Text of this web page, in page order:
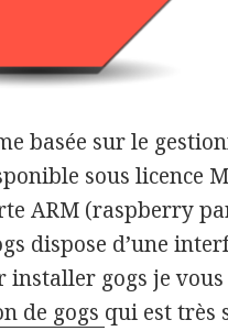
basée sur le
sous licence
ARM (raspberry
dispose d’une
installer gogs je
de gogs qui est très